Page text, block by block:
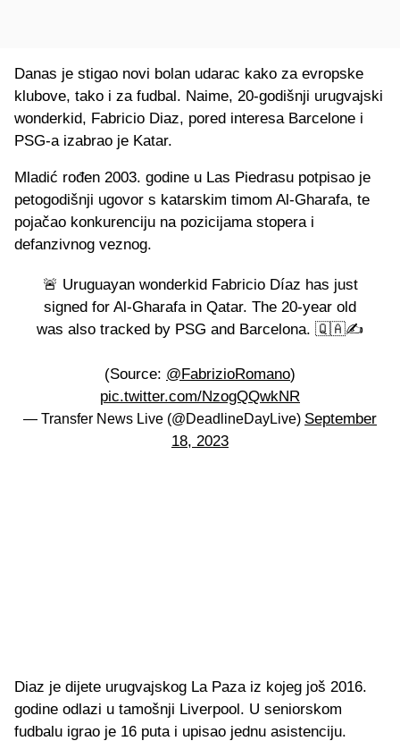
Danas je stigao novi bolan udarac kako za evropske
klubove, tako i za fudbal. Naime, 20-godišnji urugvajski
wonderkid, Fabricio Diaz, pored interesa Barcelone i
PSG-a izabrao je Katar.
Mladić rođen 2003. godine u Las Piedrasu potpisao je
petogodišnji ugovor s katarskim timom Al-Gharafa, te
pojačao konkurenciju na pozicijama stopera i
defanzivnog veznog.
🚨 Uruguayan wonderkid Fabricio Díaz has just
signed for Al-Gharafa in Qatar. The 20-year old
was also tracked by PSG and Barcelona. 🇶🇦✍️
(Source: @FabrizioRomano)
pic.twitter.com/NzogQQwkNR
— Transfer News Live (@DeadlineDayLive) September
18, 2023
Diaz je dijete urugvajskog La Paza iz kojeg još 2016.
godine odlazi u tamošnji Liverpool. U seniorskom
fudbalu igrao je 16 puta i upisao jednu asistenciju.